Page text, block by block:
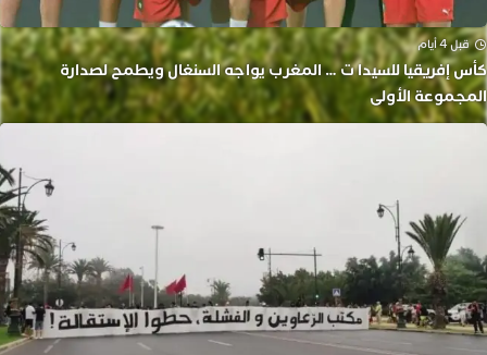
قبل 4 أيام
كأس إفريقيا للسيدا ت … المغرب يواجه السنغال ويطمح لصدارة
المجموعة الأولى